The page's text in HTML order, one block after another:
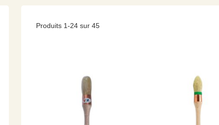
Produits 1-24sur 45